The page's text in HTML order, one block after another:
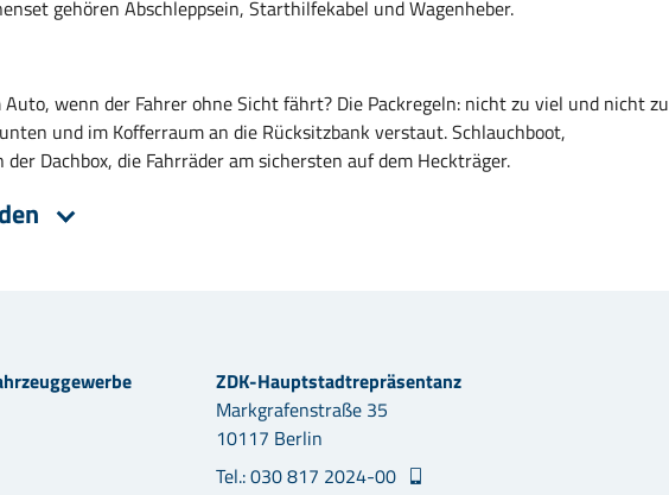
gehören Abschleppsein, Starthilfekabel und Wagenheber.
wenn der Fahrer ohne Sicht fährt? Die Packregeln: nicht zu viel und nicht zu
und im Kofferraum an die Rücksitzbank verstaut. Schlauchboot,
Dachbox, die Fahrräder am sichersten auf dem Heckträger.
ZDK-Hauptstadtrepräsentanz
Markgrafenstraße 35
10117 Berlin
Tel.: 030 817 2024-00